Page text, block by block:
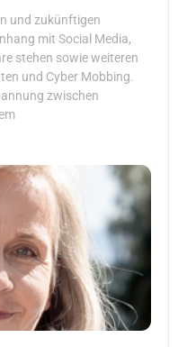
und zukünftigen
mit Social Media,
stehen sowie weiteren
und Cyber Mobbing.
zwischen